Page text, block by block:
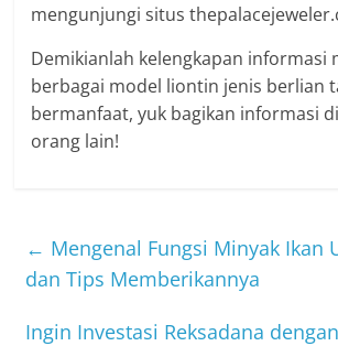
mengunjungi situs
Demikianlah kelengkapan informasi
berbagai model liontin jenis berlian
bermanfaat, yuk bagikan informasi
orang lain!
← Mengenal Fungsi Minyak Ikan
dan Tips Memberikannya
Ingin Investasi Reksadana